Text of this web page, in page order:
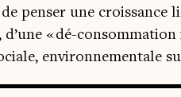
penser une croissance
« dé-
environnementale